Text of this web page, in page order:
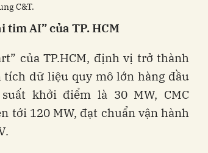
C&T.
tim AI” của TP. HCM
của TP.HCM, định vị trở thành
dữ liệu quy mô lớn hàng đầu
khởi điểm là 30 MW, CMC
tới 120 MW, đạt chuẩn vận hành